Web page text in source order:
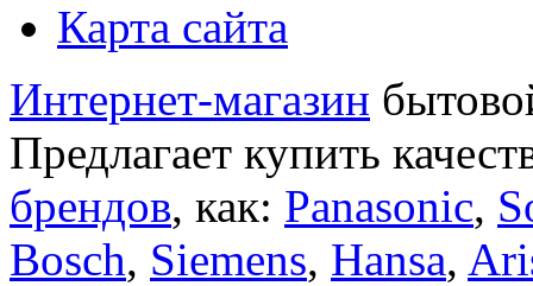
Карта сайта
Интернет-магазин
Предлагает купить
брендов, как: Panasonic,
Bosch, Siemens, Hansa,